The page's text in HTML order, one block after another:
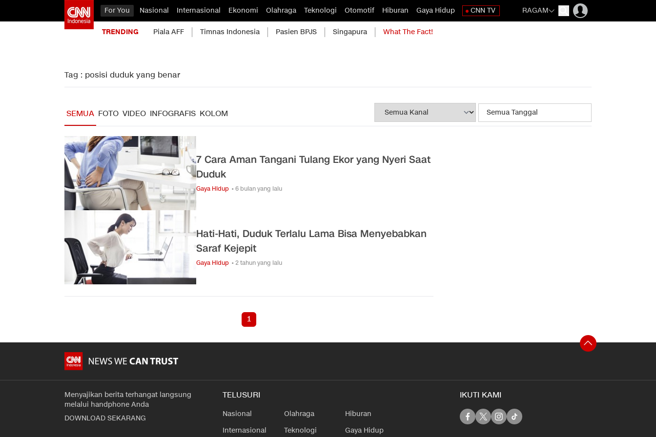
For You Nasional Internasional Ekonomi Olahraga Teknologi Otomotif Hiburan Gaya Hidup CNN TV RAGAM
TRENDING Piala AFF Timnas Indonesia Pasien BPJS Singapura What The Fact!
Tag : posisi duduk yang benar
SEMUA FOTO VIDEO INFOGRAFIS KOLOM
7 Cara Aman Tangani Tulang Ekor yang Nyeri Saat
Duduk
Gaya Hidup • 6 bulan yang lalu
Hati-Hati, Duduk Terlalu Lama Bisa Menyebabkan
Saraf Kejepit
Gaya Hidup • 2 tahun yang lalu
1
Menyajikan berita terhangat langsung
melalui handphone Anda
DOWNLOAD SEKARANG
TELUSURI
Nasional
Internasional
Olahraga
Teknologi
Hiburan
Gaya Hidup
IKUTI KAMI